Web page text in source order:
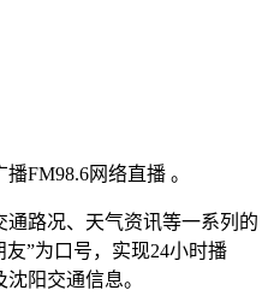
FM98.6网络直播 。
路况、天气资讯等一系列的
”为口号，实现24小时播
阳交通信息。